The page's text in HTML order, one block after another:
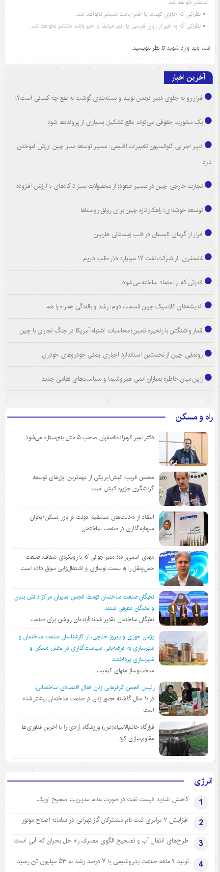
منتشر خواهد شد.
نظراتی که حاوی تهمت یا افترا باشد منتشر نخواهد شد.
نظراتی که به غیر از زبان فارسی یا غیر مرتبط با خبر باشد منتشر نخواهد شد.
شما باید وارد شوید تا نظر بنویسید.
آخرین اخبار
فرار رو به جلوی دبیر انجمن تولید و بسته‌بندی گوشت به نفع چه کسانی است؟!
یک مشورت حقوقی می‌تواند مانع تشکیل بسیاری از پرونده‌ها شود
دبیر اجرایی کنوانسیون تغییرات اقلیمی: مسیر توسعه سبز چین ارزش آموختن
دارد
تجارت خارجی چین در مسیر صعود؛ از محصولات سبز تا کالاهای با ارزش افزوده
توسعه خوشه‌ای؛ راهکار تازه چین برای رونق روستاها
فرار از گرمای تابستان در قلب زمستانی هاربین
غضنفری: از شرکت نفت ۱۷ میلیارد دلار طلب داریم
قدرتی که از اعتماد ساخته می‌شود
اندیشه‌های کلاسیک چین قسمت دوم: رشد و بالندگی همراه با هم
قمار واشنگتن با زنجیره تامین؛ محاسبات اشتباه آمریکا در جنگ تجاری با چین
رونمایی چین از نخستین استاندارد اجباری ایمنی خودروهای خودران
ژاپن میان خاطره بمباران اتمی هیروشیما و سیاست‌های نظامی جدید
راه و مسکن
دکتر امیر کرمزاده؛اصفهان صاحب ۵ هتل پنج‌ستاره می‌شود
محسن قریب: کیش‌ایر یکی از مهم‌ترین ابزارهای توسعه
گردشگری جزیره کیش است
انتقاد از دخالت‌های مستقیم دولت در بازار مسکن/بحران
سرمایه‌گذاری در صنعت ساختمان
مهدی اسمی‌زاده؛ مدیر جوانی که با رویکردی شفاف، صنعت
حمل‌ونقل را به سمت نوسازی و اشتغال‌زایی سوق داده است
نخبگان صنعت ساختمان توسط انجمن مديران مراكز دانش بنيان
و نخبگان معرفي شدند
نخبگان ساختمان تقدیر شدند؛آینده‌ای روشن برای صنعت
پژمان جوزی و پیروز حناچی، از کارشناسان صنعت ساختمان و
شهرسازی به عارضه‌یابی سیاست‌گذاری در بخش مسکن و
شهرسازی پرداختند
ساخت‌وساز منهای کیفیت
رئیس انجمن کارفرمایی زنان فعال اقتصادی ساختمانی:
در ١٠ سال گذشته حضور زنان در صنعت ساختمان بیشتر شده
است
قرارگاه خاتم‌الانبیاء(ص) ورزشگاه آزادی را با آخرین فناوری‌ها
مقاوم‌سازی کرد
انرژی
1 کاهش شدید قیمت نفت در صورت عدم مدیریت صحیح اوپک
2 افزایش ۲ برابری ثبت نام مشترکان گاز تهرانی‌ در سامانه اصلاح موتور
3 طرح‌های انتقال آب و تصحیح الگوی مصرف راه حل بحران کم آبی است
4 تولید ۹ ماهه صنعت پتروشیمی با ۷ درصد رشد به ۵۳ میلیون تن رسید